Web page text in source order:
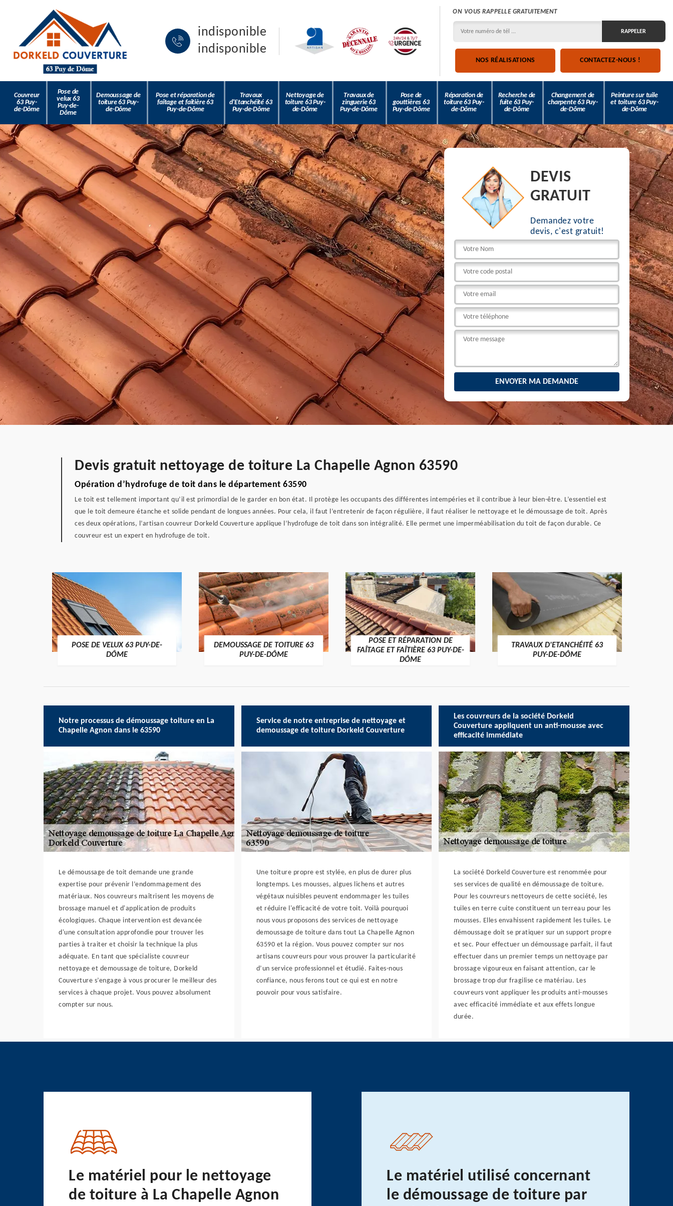
indisponible
indisponible
ON VOUS RAPPELLE GRATUITEMENT
NOS RÉALISATIONS CONTACTEZ-NOUS !
Couvreur
63 Puy-
de-Dôme
Pose de
velux 63
Puy-de-
Dôme
Demoussage de
toiture 63 Puy-
de-Dôme
Pose et réparation de
faîtage et faîtière 63
Puy-de-Dôme
Travaux
d'Etanchéité 63
Puy-de-Dôme
Nettoyage de
toiture 63 Puy-
de-Dôme
Travaux de
zinguerie 63
Puy-de-Dôme
Pose de
gouttières 63
Puy-de-Dôme
Réparation de
toiture 63 Puy-
de-Dôme
Recherche de
fuite 63 Puy-
de-Dôme
Changement de
charpente 63 Puy-
de-Dôme
Peinture sur tuile
et toiture 63 Puy-
de-Dôme
DEVIS
GRATUIT
Demandez votre
devis, c'est gratuit!
Devis gratuit nettoyage de toiture La Chapelle Agnon 63590
Opération d’hydrofuge de toit dans le département 63590
Le toit est tellement important qu’il est primordial de le garder en bon état. Il protège les occupants des différentes intempéries et il contribue à leur bien-être. L’essentiel est
que le toit demeure étanche et solide pendant de longues années. Pour cela, il faut l’entretenir de façon régulière, il faut réaliser le nettoyage et le démoussage de toit. Après
ces deux opérations, l’artisan couvreur Dorkeld Couverture applique l’hydrofuge de toit dans son intégralité. Elle permet une imperméabilisation du toit de façon durable. Ce
couvreur est un expert en hydrofuge de toit.
POSE DE VELUX 63 PUY-DE-
DÔME
DEMOUSSAGE DE TOITURE 63
PUY-DE-DÔME
POSE ET RÉPARATION DE
FAÎTAGE ET FAÎTIÈRE 63 PUY-DE-
DÔME
TRAVAUX D'ETANCHÉITÉ 63
PUY-DE-DÔME
Notre processus de démoussage toiture en La
Chapelle Agnon dans le 63590
Le démoussage de toit demande une grande
expertise pour prévenir l’endommagement des
matériaux. Nos couvreurs maîtrisent les moyens de
brossage manuel et d'application de produits
écologiques. Chaque intervention est devancée
d'une consultation approfondie pour trouver les
parties à traiter et choisir la technique la plus
adéquate. En tant que spécialiste couvreur
nettoyage et demoussage de toiture, Dorkeld
Couverture s’engage à vous procurer le meilleur des
services à chaque projet. Vous pouvez absolument
compter sur nous.
Service de notre entreprise de nettoyage et
demoussage de toiture Dorkeld Couverture
Une toiture propre est stylée, en plus de durer plus
longtemps. Les mousses, algues lichens et autres
végétaux nuisibles peuvent endommager les tuiles
et réduire l'efficacité de votre toit. Voilà pourquoi
nous vous proposons des services de nettoyage
demoussage de toiture dans tout La Chapelle Agnon
63590 et la région. Vous pouvez compter sur nos
artisans couvreurs pour vous prouver la particularité
d’un service professionnel et étudié. Faites-nous
confiance, nous ferons tout ce qui est en notre
pouvoir pour vous satisfaire.
Les couvreurs de la société Dorkeld
Couverture appliquent un anti-mousse avec
efficacité immédiate
La société Dorkeld Couverture est renommée pour
ses services de qualité en démoussage de toiture.
Pour les couvreurs nettoyeurs de cette société, les
tuiles en terre cuite constituent un terreau pour les
mousses. Elles envahissent rapidement les tuiles. Le
démoussage doit se pratiquer sur un support propre
et sec. Pour effectuer un démoussage parfait, il faut
effectuer dans un premier temps un nettoyage par
brossage vigoureux en faisant attention, car le
brossage trop dur fragilise ce matériau. Les
couvreurs vont appliquer les produits anti-mousses
avec efficacité immédiate et aux effets longue
durée.
Le matériel pour le nettoyage
de toiture à La Chapelle Agnon
Le matériel utilisé concernant
le démoussage de toiture par